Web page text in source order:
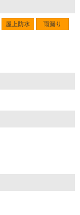
塗りやすくなら
を高めるために
屋上防水 雨漏り